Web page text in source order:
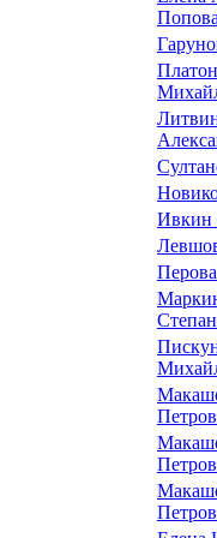
Попова
Ивкин